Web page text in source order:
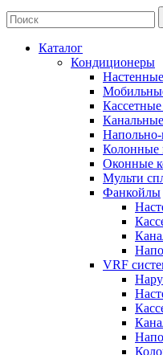
Каталог
Кондиционеры
Колонные
Оконные
Мульти
Фанкойлы
VRF